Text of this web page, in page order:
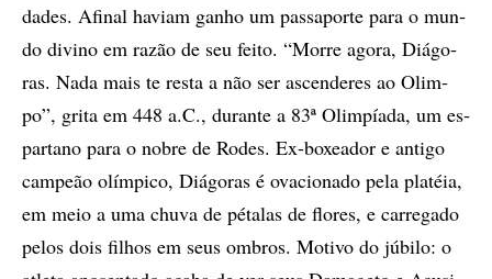
da­des. Afi­nal ha­vi­am ga­nho um pas­sa­por­te para o mun­
do di­vi­no em ra­zão de seu fei­to. “Mor­re ago­ra, Di­á­go­
ras. Nada mais te res­ta a não ser as­cen­de­res ao Olim­
po”, gri­ta em 448 a.C., du­ran­te a 83ª Olim­pí­a­da, um es­
par­ta­no para o no­bre de Ro­des. Ex-bo­xe­a­dor e an­ti­go
cam­pe­ão olím­pi­co, Di­á­go­ras é ova­ci­o­na­do pela pla­téia,
em meio a uma chu­va de pé­ta­las de flo­res, e car­re­ga­do
pe­los dois fi­lhos em seus om­bros. Mo­ti­vo do jú­bi­lo: o